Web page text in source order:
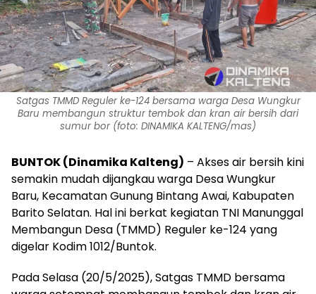
Satgas TMMD Reguler ke-124 bersama warga Desa Wungkur
Baru membangun struktur tembok dan kran air bersih dari
sumur bor (foto: DINAMIKA KALTENG/mas)
BUNTOK (Dinamika Kalteng) – Akses air bersih kini
semakin mudah dijangkau warga Desa Wungkur
Baru, Kecamatan Gunung Bintang Awai, Kabupaten
Barito Selatan. Hal ini berkat kegiatan TNI Manunggal
Membangun Desa (TMMD) Reguler ke-124 yang
digelar Kodim 1012/Buntok.
Pada Selasa (20/5/2025), Satgas TMMD bersama